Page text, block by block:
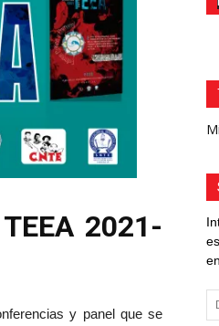
2021-
y panel que se
de